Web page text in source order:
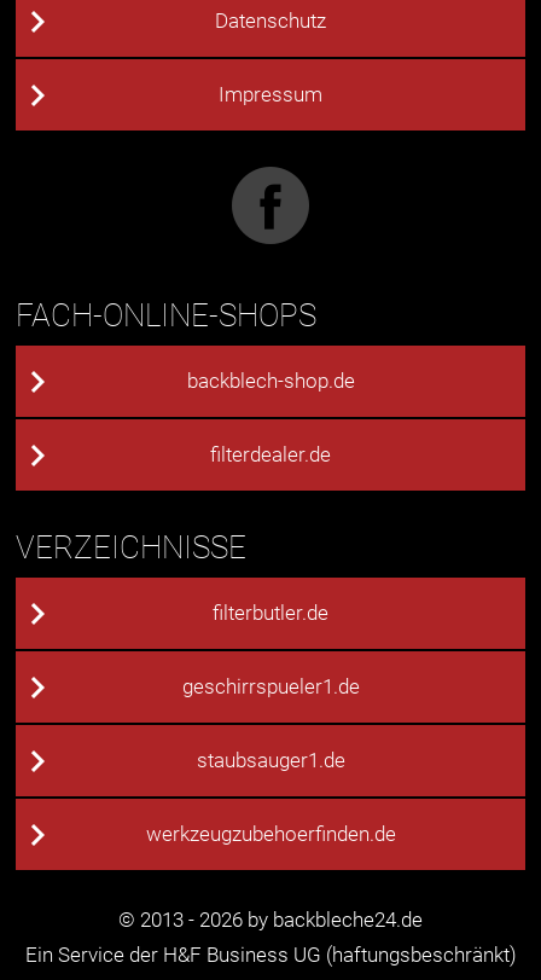
Datenschutz
Impressum
FACH-ONLINE-SHOPS
backblech-shop.de
filterdealer.de
VERZEICHNISSE
filterbutler.de
geschirrspueler1.de
staubsauger1.de
werkzeugzubehoerfinden.de
© 2013 - 2026 by backbleche24.de
Ein Service der H&F Business UG (haftungsbeschränkt)